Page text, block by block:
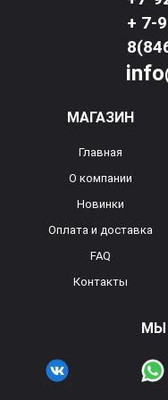
+ 7-
МАГАЗИН
Главная
О компании
Новинки
Оплата и доставка
FAQ
Контакты
МЫ